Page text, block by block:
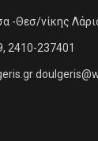
-Θεσ/νίκης
2410-237401